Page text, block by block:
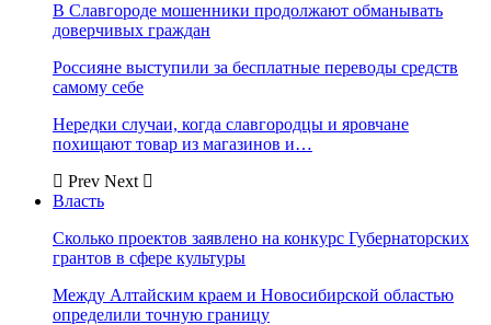
В Славгороде мошенники продолжают обманывать
доверчивых граждан
Россияне выступили за бесплатные переводы средств
самому себе
Нередки случаи, когда славгородцы и яровчане
похищают товар из магазинов и…
Prev Next
Власть
Сколько проектов заявлено на конкурс Губернаторских
грантов в сфере культуры
Между Алтайским краем и Новосибирской областью
определили точную границу